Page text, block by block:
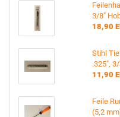
3/8"
18,90
Stihl
.325",
11,90
Feile
(5,2